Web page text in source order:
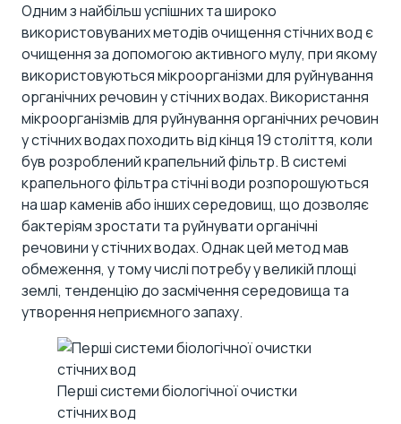
Одним з найбільш успішних та широко
використовуваних методів очищення стічних вод є
очищення за допомогою активного мулу, при якому
використовуються мікроорганізми для руйнування
органічних речовин у стічних водах. Використання
мікроорганізмів для руйнування органічних речовин
у стічних водах походить від кінця 19 століття, коли
був розроблений крапельний фільтр. В системі
крапельного фільтра стічні води розпорошуються
на шар каменів або інших середовищ, що дозволяє
бактеріям зростати та руйнувати органічні
речовини у стічних водах. Однак цей метод мав
обмеження, у тому числі потребу у великій площі
землі, тенденцію до засмічення середовища та
утворення неприємного запаху.
Перші системи біологічної очистки
стічних вод